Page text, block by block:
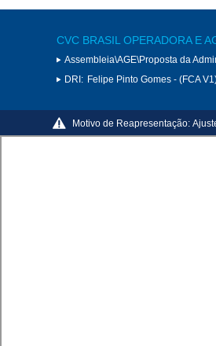
CVC BRASIL OPERADORA E
Assembleia\AGE\Proposta da
DRI: Felipe Pinto Gomes - (FCA
Motivo de Reapresentação: